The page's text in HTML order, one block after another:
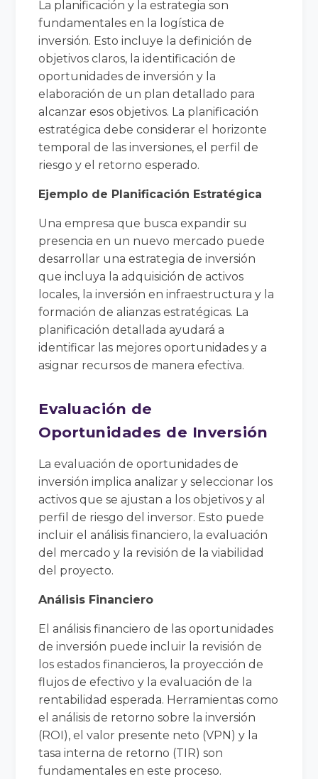
La planificación y la estrategia son
fundamentales en la logística de
inversión. Esto incluye la definición de
objetivos claros, la identificación de
oportunidades de inversión y la
elaboración de un plan detallado para
alcanzar esos objetivos. La planificación
estratégica debe considerar el horizonte
temporal de las inversiones, el perfil de
riesgo y el retorno esperado.
Ejemplo de Planificación Estratégica
Una empresa que busca expandir su
presencia en un nuevo mercado puede
desarrollar una estrategia de inversión
que incluya la adquisición de activos
locales, la inversión en infraestructura y la
formación de alianzas estratégicas. La
planificación detallada ayudará a
identificar las mejores oportunidades y a
asignar recursos de manera efectiva.
Evaluación de
Oportunidades de Inversión
La evaluación de oportunidades de
inversión implica analizar y seleccionar los
activos que se ajustan a los objetivos y al
perfil de riesgo del inversor. Esto puede
incluir el análisis financiero, la evaluación
del mercado y la revisión de la viabilidad
del proyecto.
Análisis Financiero
El análisis financiero de las oportunidades
de inversión puede incluir la revisión de
los estados financieros, la proyección de
flujos de efectivo y la evaluación de la
rentabilidad esperada. Herramientas como
el análisis de retorno sobre la inversión
(ROI), el valor presente neto (VPN) y la
tasa interna de retorno (TIR) son
fundamentales en este proceso.